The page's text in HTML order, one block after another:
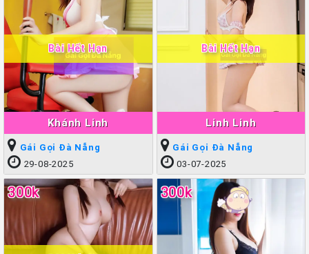
Khánh Linh
Bài Hết Hạn
Gái Gọi Đà Nẵng
29-08-2025
Linh Linh
Bài Hết Hạn
Gái Gọi Đà Nẵng
03-07-2025
300k 300k